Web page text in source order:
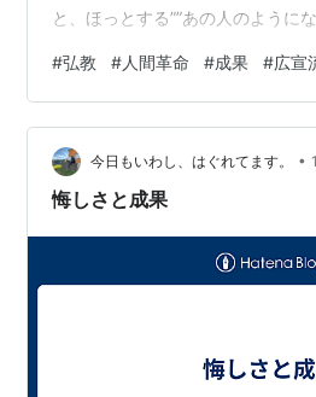
と、ほっとする””あの人のように
間革命に、挑戦していけばよい。
ちに、弘教の土壌をつくっている
弘教は、決してあせる必要はない
りたくても、なかなか入れない』
よいと思う。」 以下は、上記の指
#弘教 #人間革命 #成果 #広宣
今日もいわし、はぐれてます。 •
悔しさと成果